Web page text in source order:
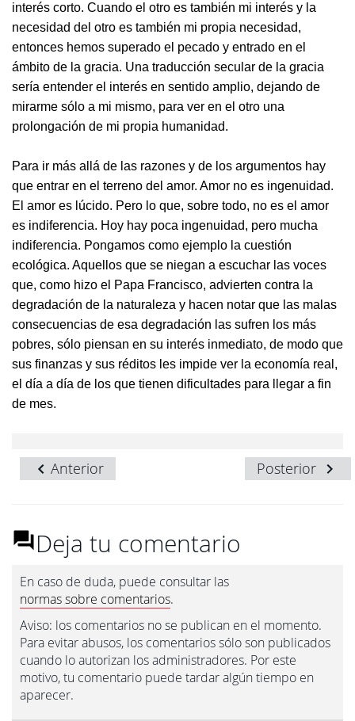
interés corto. Cuando el otro es también mi interés y la
necesidad del otro es también mi propia necesidad,
entonces hemos superado el pecado y entrado en el
ámbito de la gracia. Una traducción secular de la gracia
sería entender el interés en sentido amplio, dejando de
mirarme sólo a mi mismo, para ver en el otro una
prolongación de mi propia humanidad.
Para ir más allá de las razones y de los argumentos hay
que entrar en el terreno del amor. Amor no es ingenuidad.
El amor es lúcido. Pero lo que, sobre todo, no es el amor
es indiferencia. Hoy hay poca ingenuidad, pero mucha
indiferencia. Pongamos como ejemplo la cuestión
ecológica. Aquellos que se niegan a escuchar las voces
que, como hizo el Papa Francisco, advierten contra la
degradación de la naturaleza y hacen notar que las malas
consecuencias de esa degradación las sufren los más
pobres, sólo piensan en su interés inmediato, de modo que
sus finanzas y sus réditos les impide ver la economía real,
el día a día de los que tienen dificultades para llegar a fin
de mes.
Posterior
Anterior
Deja tu comentario
En caso de duda, puede consultar las
normas sobre comentarios.
Aviso: los comentarios no se publican en el momento.
Para evitar abusos, los comentarios sólo son publicados
cuando lo autorizan los administradores. Por este
motivo, tu comentario puede tardar algún tiempo en
aparecer.